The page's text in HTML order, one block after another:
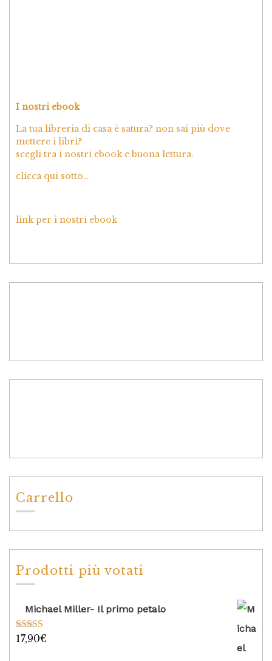
I nostri ebook
La tua libreria di casa è satura? non sai più dove
mettere i libri?
scegli tra i nostri ebook e buona lettura.
clicca qui sotto…
link per i nostri ebook
Carrello
Prodotti più votati
Michael Miller- Il primo petalo
Valutato
17,90€